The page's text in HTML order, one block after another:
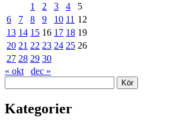
1
2 3 4
5
6
7 8 9 10 11 12
13 14 15 16 17 18 19
20 21 22 23 24 25 26
27 28 29 30
« okt
dec »
Kategorier